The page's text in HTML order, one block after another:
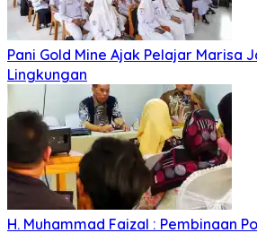
Pani Gold Mine Ajak Pelajar Marisa
Lingkungan
H. Muhammad Faizal : Pembinaan